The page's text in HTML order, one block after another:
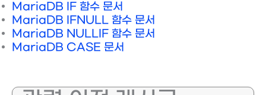
MariaDB IF 함수 문서
MariaDB IFNULL 함수 문서
MariaDB NULLIF 함수 문서
MariaDB CASE 문서